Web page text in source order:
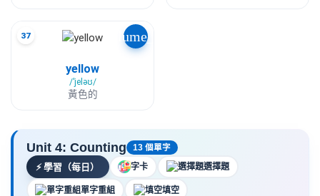
37 volume_up
yellow
/ˈjeləʊ/
黃色的
Unit 4: Counting 13 個單字
⚡學習（每日） 字卡 選擇題
單字重組 填空